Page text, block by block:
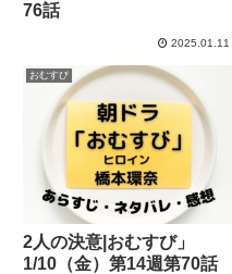
76話
2025.01.11
おむすび
2人の決意|おむすび」
1/10（金）第14週第70話